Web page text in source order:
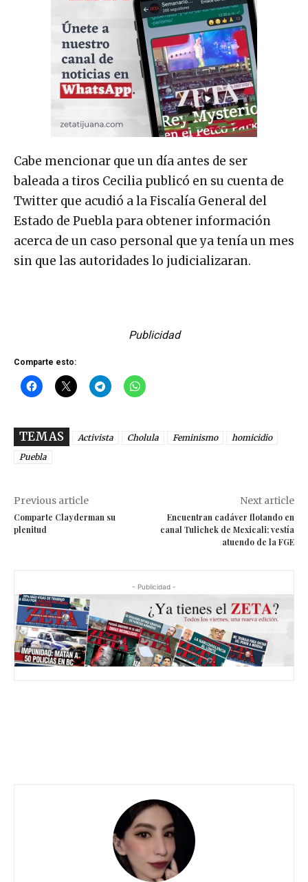
Cabe mencionar que un día antes de ser
baleada a tiros Cecilia publicó en su cuenta de
Twitter que acudió a la Fiscalía General del
Estado de Puebla para obtener información
acerca de un caso personal que ya tenía un mes
sin que las autoridades lo judicializaran.
Publicidad
Comparte esto:
TEMAS Activista Cholula Feminismo
homicidio
Puebla
Previous article
Comparte Clayderman su
plenitud
Next article
Encuentran cadáver flotando en
canal Tulichek de Mexicali; vestía
atuendo de la FGE
- Publicidad -